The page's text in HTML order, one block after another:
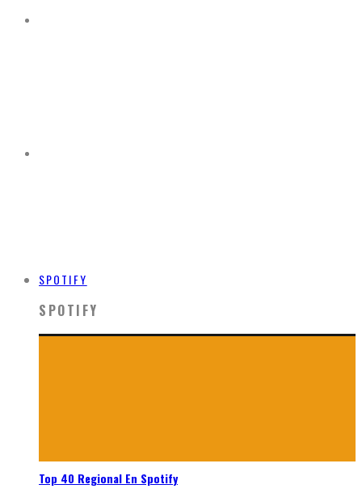
SPOTIFY
SPOTIFY
Top 40 Regional En Spotify